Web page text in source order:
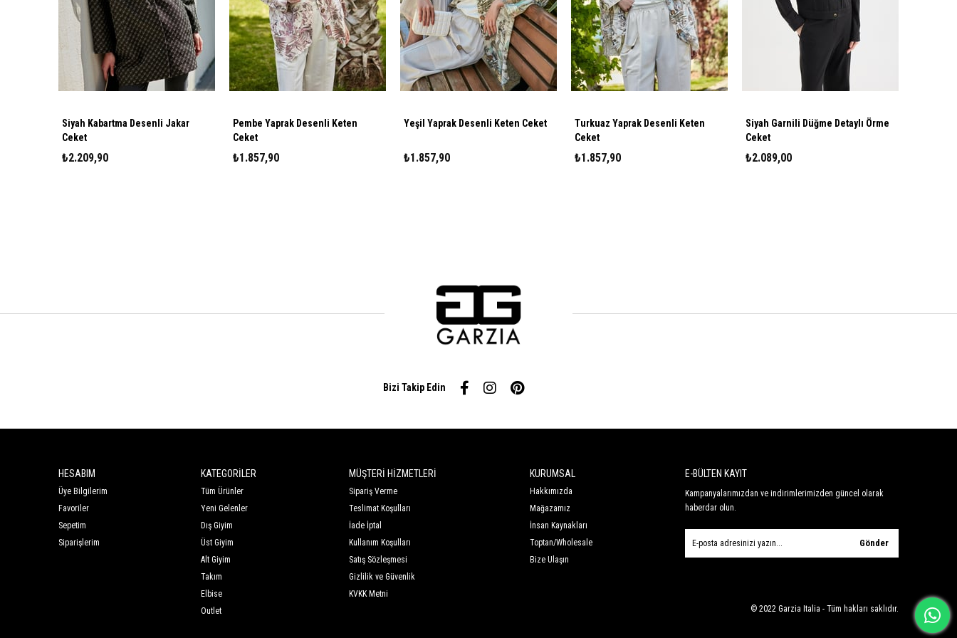
Siyah Kabartma Desenli Jakar
Ceket
₺2.209,90
Pembe Yaprak Desenli Keten
Ceket
₺1.857,90
Yeşil Yaprak Desenli Keten Ceket
₺1.857,90
Turkuaz Yaprak Desenli Keten
Ceket
₺1.857,90
Siyah Garnili Düğme Detaylı Örme
Ceket
₺2.089,00
Bizi Takip Edin
HESABIM
Üye Bilgilerim
Favoriler
Sepetim
Siparişlerim
KATEGORİLER
Tüm Ürünler
Yeni Gelenler
Dış Giyim
Üst Giyim
Alt Giyim
Takım
Elbise
Outlet
MÜŞTERİ HİZMETLERİ
Sipariş Verme
Teslimat Koşulları
İade İptal
Kullanım Koşulları
Satış Sözleşmesi
Gizlilik ve Güvenlik
KVKK Metni
KURUMSAL
Hakkımızda
Mağazamız
İnsan Kaynakları
Toptan/Wholesale
Bize Ulaşın
E-BÜLTEN KAYIT
Kampanyalarımızdan ve indirimlerimizden güncel olarak
haberdar olun.
Gönder
© 2022 Garzia Italia - Tüm hakları saklıdır.